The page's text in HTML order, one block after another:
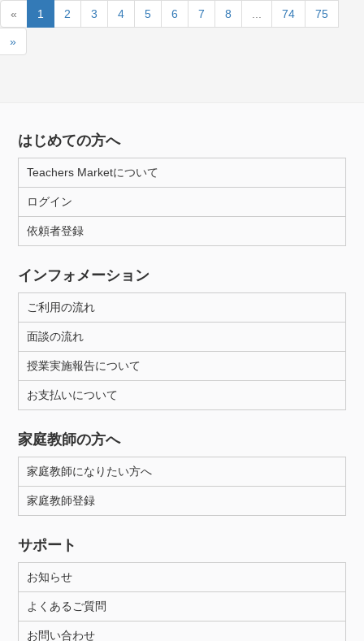
« 1 2 3 4 5 6 7 8 74 75
»
はじめての方へ
Teachers Marketについて
ログイン
依頼者登録
インフォメーション
ご利用の流れ
面談の流れ
授業実施報告について
お支払いについて
家庭教師の方へ
家庭教師になりたい方へ
家庭教師登録
サポート
お知らせ
よくあるご質問
お問い合わせ